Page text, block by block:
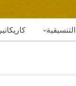
كاريكاتير